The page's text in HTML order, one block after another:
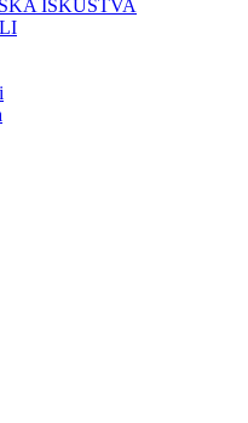
ISKUSTVA